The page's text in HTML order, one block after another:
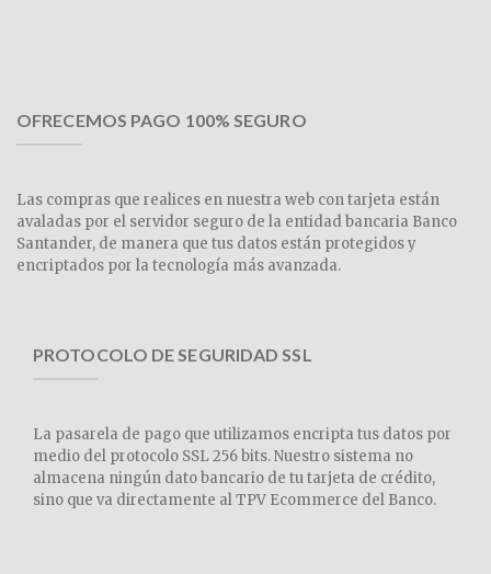
OFRECEMOS PAGO 100% SEGURO
Las compras que realices en nuestra web con tarjeta están
avaladas por el servidor seguro de la entidad bancaria Banco
Santander, de manera que tus datos están protegidos y
encriptados por la tecnología más avanzada.
PROTOCOLO DE SEGURIDAD SSL
La pasarela de pago que utilizamos encripta tus datos por
medio del protocolo SSL 256 bits. Nuestro sistema no
almacena ningún dato bancario de tu tarjeta de crédito,
sino que va directamente al TPV Ecommerce del Banco.